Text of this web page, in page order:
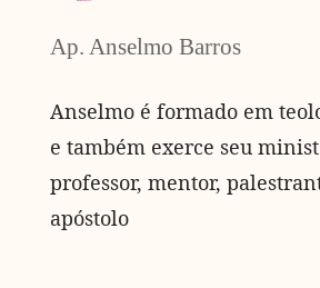
Ap. Anselmo Barros
Anselmo é formado em
e também exerce seu
professor, mentor,
apóstolo